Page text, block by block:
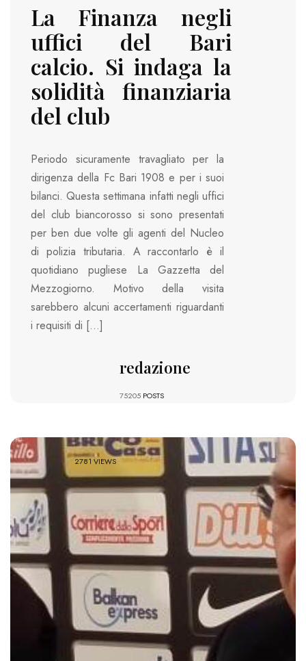
La Finanza negli
uffici del Bari
calcio. Si indaga la
solidità finanziaria
del club
Periodo sicuramente travagliato per la
dirigenza della Fc Bari 1908 e per i suoi
bilanci. Questa settimana infatti negli uffici
del club biancorosso si sono presentati
per ben due volte gli agenti del Nucleo
di polizia tributaria. A raccontarlo è il
quotidiano pugliese La Gazzetta del
Mezzogiorno. Motivo della visita
sarebbero alcuni accertamenti riguardanti
i requisiti di […]
redazione
75205 POSTS
2781 VIEWS